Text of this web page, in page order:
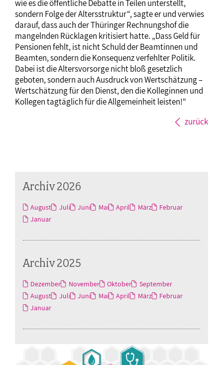
wie es die öffentliche Debatte in Teilen unterstellt,
sondern Folge der Altersstruktur“, sagte er und verwies
darauf, dass auch der Thüringer Rechnungshof die
mangelnden Rücklagen kritisiert hatte. „Dass Geld für
Pensionen fehlt, ist nicht Schuld der Beamtinnen und
Beamten, sondern die Konsequenz verfehlter Politik.
Dabei ist die Altersvorsorge nicht bloß gesetzlich
geboten, sondern auch Ausdruck von Wertschätzung –
Wertschätzung für den Dienst, den die Kolleginnen und
Kollegen tagtäglich für die Allgemeinheit leisten!“
zurück
Archiv 2026
August Juli Juni Mai April März
Februar
Januar
Archiv 2025
Dezember November Oktober
September
August
Juli Juni Mai April März
Februar
Januar